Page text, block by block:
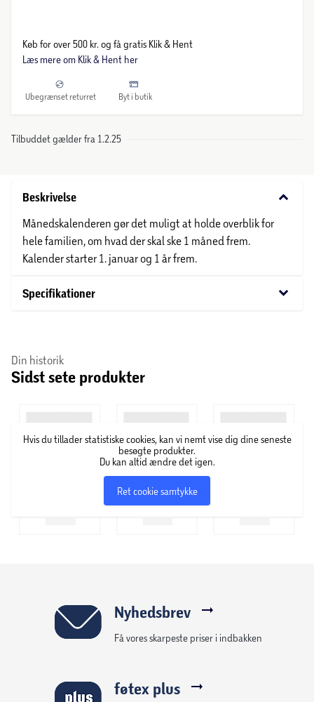
Køb for over 500 kr. og få gratis Klik & Hent
Læs mere om Klik & Hent her
Ubegrænset returret Byt i butik
Tilbuddet gælder fra 1.2.25
Beskrivelse keyboard_arrow_down
Månedskalenderen gør det muligt at holde overblik for
hele familien, om hvad der skal ske 1 måned frem.
Kalender starter 1. januar og 1 år frem.
Specifikationer keyboard_arrow_down
Din historik
Sidst sete produkter
Hvis du tillader statistiske cookies, kan vi nemt vise dig dine seneste
besøgte produkter.
Du kan altid ændre det igen.
Ret cookie samtykke
Nyhedsbrev
Få vores skarpeste priser i indbakken
føtex plus